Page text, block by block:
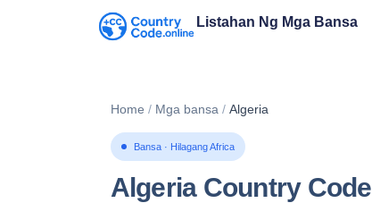
Listahan Ng Mga Bansa
Home / Mga bansa / Algeria
Bansa · Hilagang Africa
Algeria Country Code